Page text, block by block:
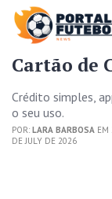
Cartão de
Crédito simples,
o seu uso.
POR: LARA BARBOSA EM
DE JULY DE 2026